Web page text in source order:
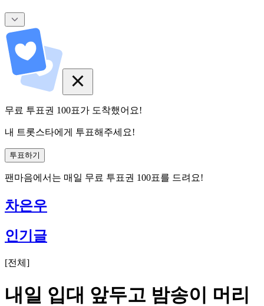
무료 투표권 100표가 도착했어요!
내 트롯스타에게 투표해주세요!
투표하기
팬마음에서는 매일 무료 투표권 100표를 드려요!
차은우
인기글
[전체 ]
내일 입대 앞두고 밤송이 머리